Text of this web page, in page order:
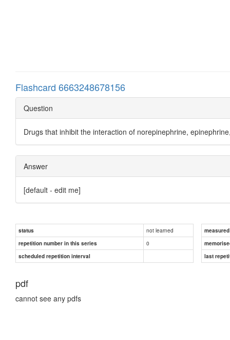
Flashcard 6663248678156
Question
Drugs that inhibit the interaction of norepinephrine,
Answer
[default - edit me]
status not learned
repetition number in this series
0
scheduled repetition interval
last
pdf
cannot see any pdfs